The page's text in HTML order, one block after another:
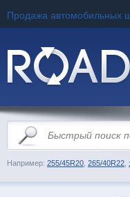
Продажа автомобильных
Например: 255/45R20 265/40R22